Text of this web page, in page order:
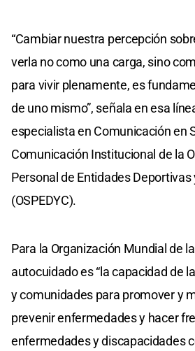
“Cambiar nuestra percepción
verla no como una carga, sino
para vivir plenamente, es
de uno mismo”, señala en esa
especialista en Comunicación en
Comunicación Institucional de la
Personal de Entidades Deportivas
(OSPEDYC).
Para la Organización Mundial de
autocuidado es “la capacidad de
y comunidades para promover y
prevenir enfermedades y hacer
enfermedades y discapacidades